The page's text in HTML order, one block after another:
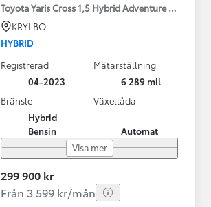
Vi har Sveriges mest nöjda
Toyota Yaris Cross 1,5 Hybrid Adventure Drag V-
KRYLBO
HYBRID
Registrerad
04-2023
Mätarställning
6 289 mil
Bränsle
Hybrid
Bensin
Växellåda
Automat
Visa mer
299 900 kr
Från 3 599 kr/mån